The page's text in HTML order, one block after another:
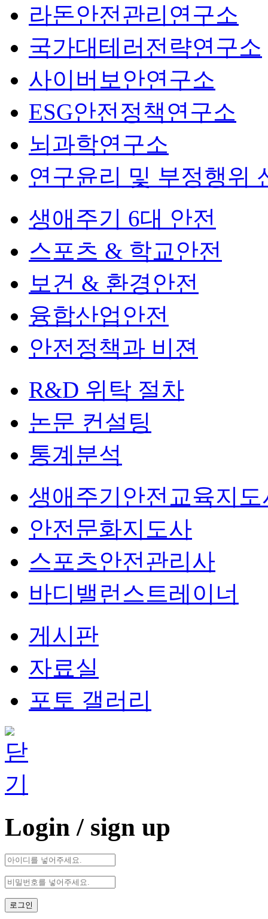
라돈안전관리연구소
국가대테러전략연구소
사이버보안연구소
ESG안전정책연구소
뇌과학연구소
연구윤리 및 부정행위
생애주기 6대 안전
스포츠 & 학교안전
보건 & 환경안전
융합산업안전
안전정책과 비젼
R&D 위탁 절차
논문 컨설팅
통계분석
생애주기안전교육지도
안전문화지도사
스포츠안전관리사
바디밸런스트레이너
게시판
자료실
포토 갤러리
Login / sign up
로그인